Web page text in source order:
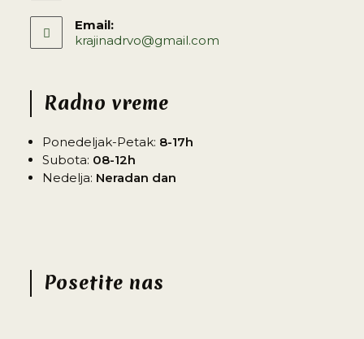
Email:
krajinadrvo@gmail.com
Radno vreme
Ponedeljak-Petak: 8-17h
Subota: 08-12h
Nedelja: Neradan dan
Posetite nas